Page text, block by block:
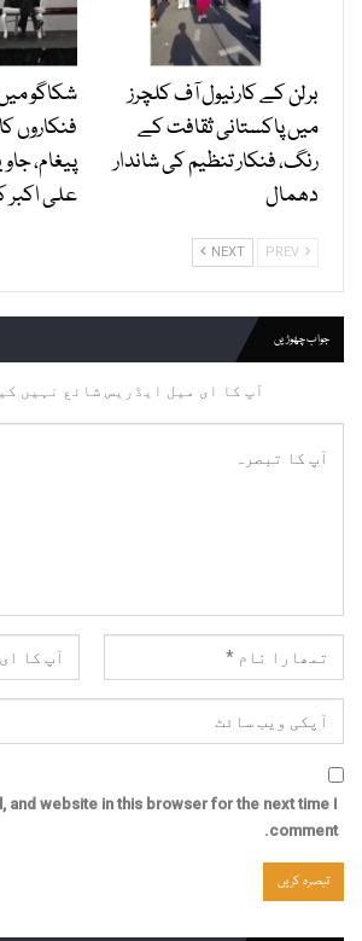
برلن کے کارنیول آف کلچرز
میں پاکستانی ثقافت کے
رنگ، فنکار تنظیم کی شاندار
دھمال
شکاگو
فنکاروں
پیغام،
علی
NEXT
جواب چھوڑیں
آپ کا ای میل ایڈریس شائع نہیں
and website in this browser for the next time I
comment.